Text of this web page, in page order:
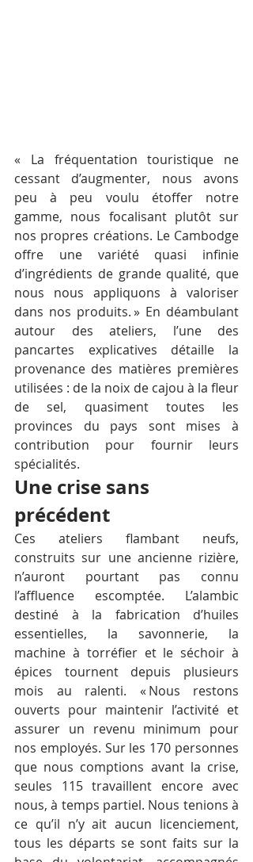
« La fréquentation touristique ne
cessant d’augmenter, nous avons
peu à peu voulu étoffer notre
gamme, nous focalisant plutôt sur
nos propres créations. Le Cambodge
offre une variété quasi infinie
d’ingrédients de grande qualité, que
nous nous appliquons à valoriser
dans nos produits. » En déambulant
autour des ateliers, l’une des
pancartes explicatives détaille la
provenance des matières premières
utilisées : de la noix de cajou à la fleur
de sel, quasiment toutes les
provinces du pays sont mises à
contribution pour fournir leurs
spécialités.
Une crise sans
précédent
Ces ateliers flambant neufs,
construits sur une ancienne rizière,
n’auront pourtant pas connu
l’affluence escomptée. L’alambic
destiné à la fabrication d’huiles
essentielles, la savonnerie, la
machine à torréfier et le séchoir à
épices tournent depuis plusieurs
mois au ralenti. « Nous restons
ouverts pour maintenir l’activité et
assurer un revenu minimum pour
nos employés. Sur les 170 personnes
que nous comptions avant la crise,
seules 115 travaillent encore avec
nous, à temps partiel. Nous tenions à
ce qu’il n’y ait aucun licenciement,
tous les départs se sont faits sur la